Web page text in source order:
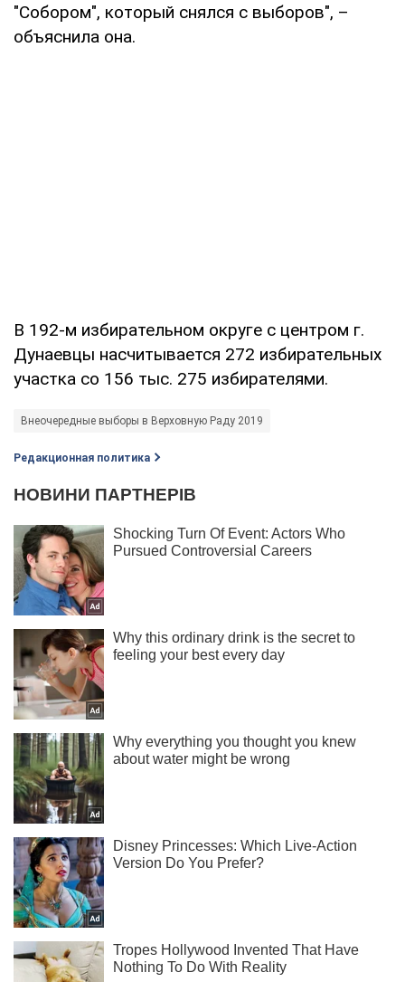
"Собором", который снялся с выборов", –
объяснила она.
В 192-м избирательном округе с центром г.
Дунаевцы насчитывается 272 избирательных
участка со 156 тыс. 275 избирателями.
Внеочередные выборы в Верховную Раду 2019
Редакционная политика